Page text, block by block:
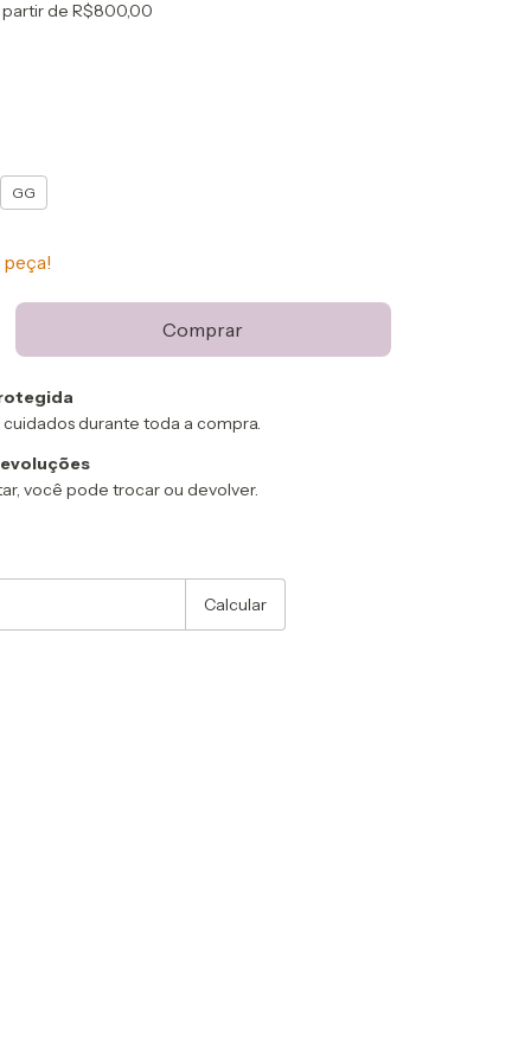
partir deR$800,00
GG
cuidados durante toda a compra.
você pode trocar ou devolver.
Calcular